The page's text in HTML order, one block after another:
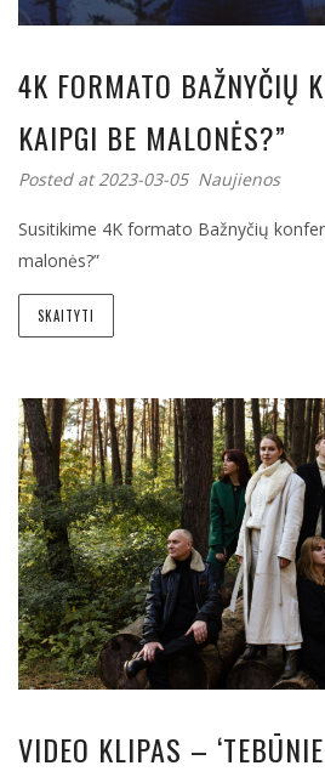
4K FORMATO BAŽNYČIŲ
KAIPGI BE MALONĖS?”
Posted at 2023-03-05 Naujienos
Susitikime 4K formato Bažnyčių
malonės?”
SKAITYTI
VIDEO KLIPAS –